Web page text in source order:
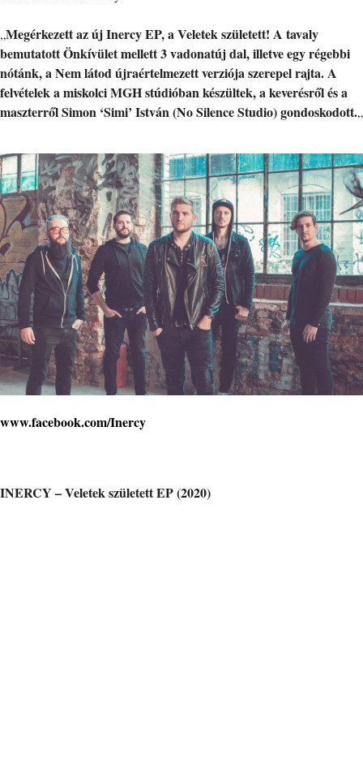
„Megérkezett az új Inercy EP, a Veletek született! A tavaly
bemutatott Önkívület mellett 3 vadonatúj dal, illetve egy régebbi
nótánk, a Nem látod újraértelmezett verziója szerepel rajta. A
felvételek a miskolci MGH stúdióban készültek, a keverésről és a
maszterről Simon ‘Simi’ István (No Silence Studio) gondoskodott.„
www.facebook.com/Inercy
INERCY – Veletek született EP (2020)